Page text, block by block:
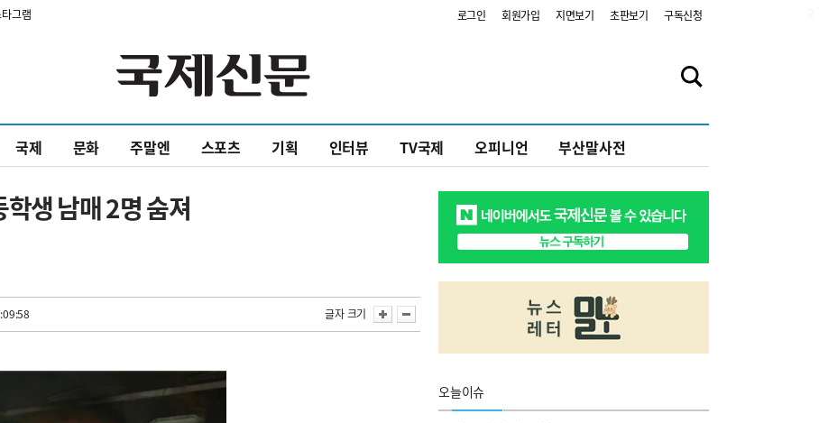
그램 로그인 회원가입 지면보기 초판보기 구독신청
국제 문화 주말엔 스포츠 기획 인터뷰 TV국제 오피니언 부산말사전
생 남매 2명 숨져
글자 크기
오늘이슈